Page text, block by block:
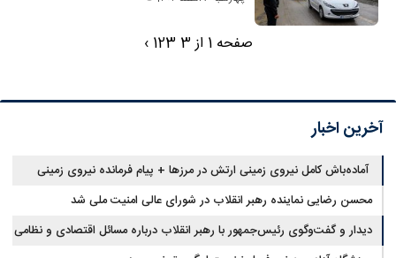
صفحه 1 از 3 123
›
آخرین اخبار
آماده‌باش کامل نیروی زمینی ارتش در مرزها + پیام فرمانده نیروی زمینی
ارتش
محسن رضایی نماینده رهبر انقلاب در شورای عالی امنیت ملی شد
دیدار و گفت‌وگوی رئیس‌جمهور با رهبر انقلاب درباره مسائل اقتصادی و نظامی